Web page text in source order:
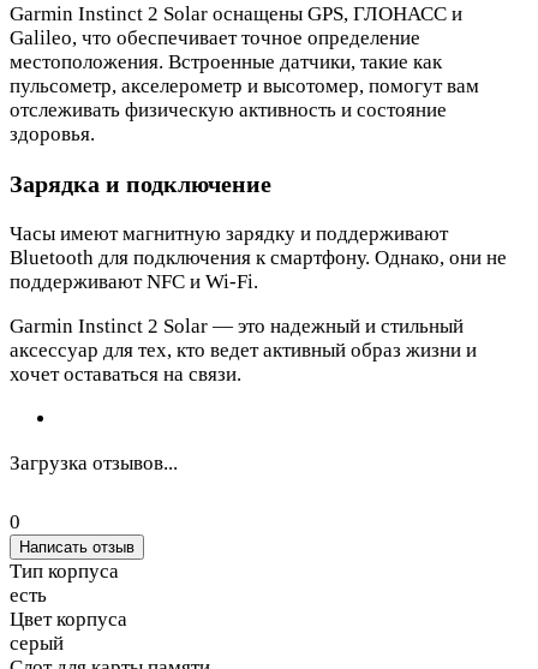
Garmin Instinct 2 Solar оснащены GPS, ГЛОНАСС и
Galileo, что обеспечивает точное определение
местоположения. Встроенные датчики, такие как
пульсометр, акселерометр и высотомер, помогут вам
отслеживать физическую активность и состояние
здоровья.
Зарядка и подключение
Часы имеют магнитную зарядку и поддерживают
Bluetooth для подключения к смартфону. Однако, они не
поддерживают NFC и Wi-Fi.
Garmin Instinct 2 Solar — это надежный и стильный
аксессуар для тех, кто ведет активный образ жизни и
хочет оставаться на связи.
Загрузка отзывов...
0
Написать отзыв
Тип корпуса
есть
Цвет корпуса
серый